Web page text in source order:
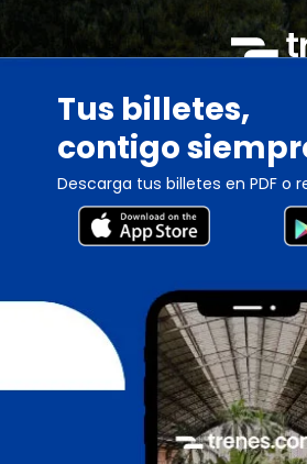
Tus billetes,
contigo
Descarga tus billetes en PDF o